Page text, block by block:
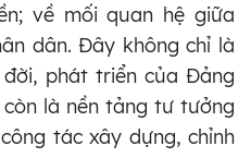
về mối quan hệ giữa
dân. Đây không chỉ là
phát triển của Đảng
là nền tảng tư tưởng
tác xây dựng, chỉnh